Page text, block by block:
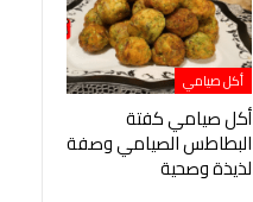
أكل صيامي
أكل صيامي كفتة
البطاطس الصيامي وصفة
لذيذة وصحية